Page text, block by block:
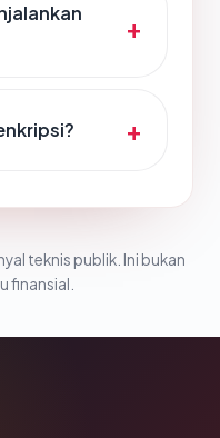
teknis publik. Ini bukan
finansial.